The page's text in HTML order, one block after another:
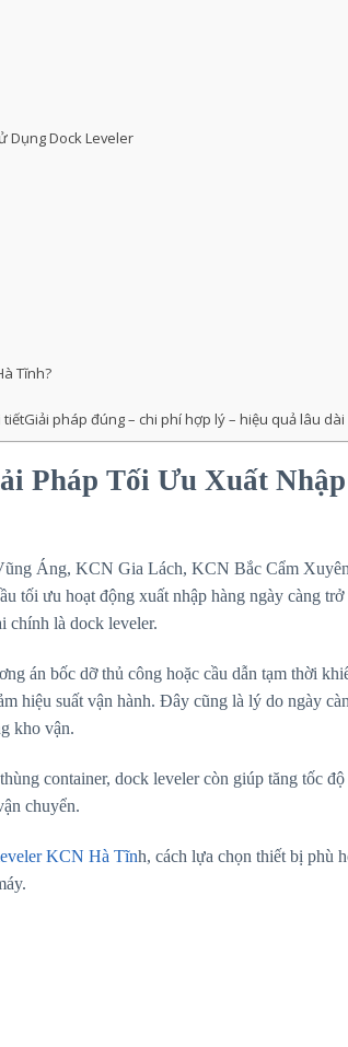
Dụng Dock Leveler
Tĩnh?
pháp đúng – chi phí hợp lý – hiệu quả lâu dài
Pháp Tối Ưu Xuất
Áng, KCN Gia Lách, KCN Bắc Cẩm
tối ưu hoạt động xuất nhập hàng ngày càng
chính là dock leveler.
án bốc dỡ thủ công hoặc cầu dẫn tạm thời
hiệu suất vận hành. Đây cũng là lý do ngày
kho vận.
container, dock leveler còn giúp tăng tốc
chuyển.
KCN Hà Tĩnh, cách lựa chọn thiết bị phù